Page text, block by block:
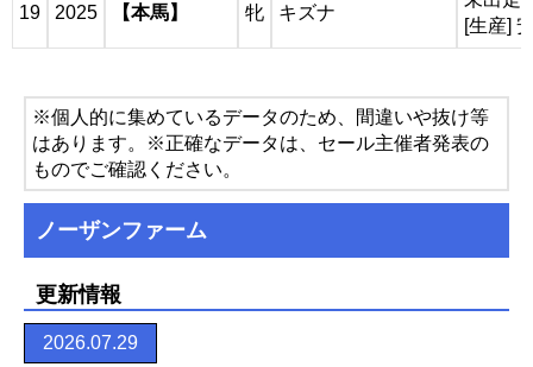
19 2025 【本馬】 牝 キズナ
[生産]
※個人的に集めているデータのため、間違いや抜け等
はあります。※正確なデータは、セール主催者発表の
ものでご確認ください。
ノーザンファーム
更新情報
2026.07.29